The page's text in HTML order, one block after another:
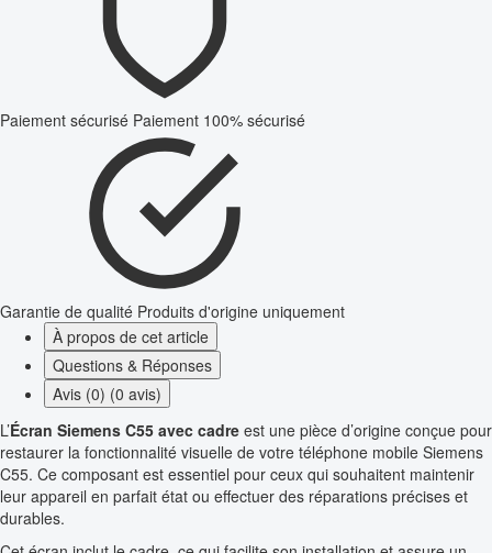
Paiement sécurisé Paiement 100% sécurisé
Garantie de qualité Produits d'origine uniquement
À propos de cet article
Questions & Réponses
Avis (0) (0 avis)
L’Écran Siemens C55 avec cadre est une pièce d’origine conçue pour
restaurer la fonctionnalité visuelle de votre téléphone mobile Siemens
C55. Ce composant est essentiel pour ceux qui souhaitent maintenir
leur appareil en parfait état ou effectuer des réparations précises et
durables.